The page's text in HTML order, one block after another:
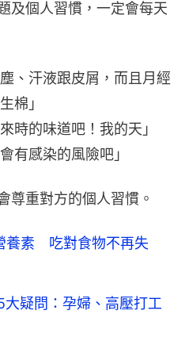
及個人習慣，一定會每天
、汗液跟皮屑，而且月經
棉」
時的味道吧！我的天」
有感染的風險吧」
尊重對方的個人習慣。
養素 吃對食物不再失
疑問：孕婦、高壓打工